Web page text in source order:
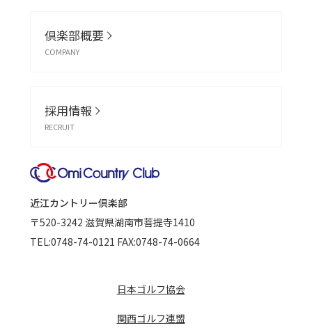
倶楽部概要
COMPANY
採用情報
RECRUIT
近江カントリー倶楽部
〒520-3242 滋賀県湖南市菩提寺1410
TEL:0748-74-0121 FAX:0748-74-0664
日本ゴルフ協会
関西ゴルフ連盟